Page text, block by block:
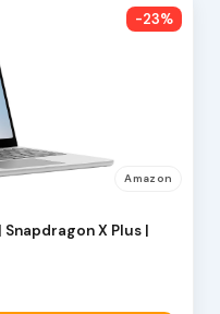
-23%
Amazon
X Plus |